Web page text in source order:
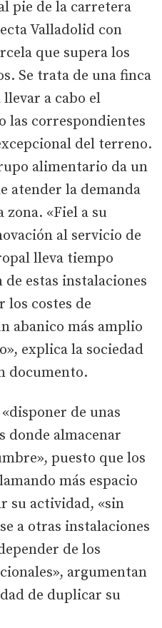
pie de la carretera
Valladolid con
que supera los
Se trata de una finca
a cabo el
las correspondientes
del terreno.
alimentario da un
atender la demanda
zona. «Fiel a su
al servicio de
lleva tiempo
estas instalaciones
los costes de
abanico más amplio
explica la sociedad
documento.
de unas
donde almacenar
puesto que los
más espacio
su actividad, «sin
a otras instalaciones
de los
argumentan
de duplicar su